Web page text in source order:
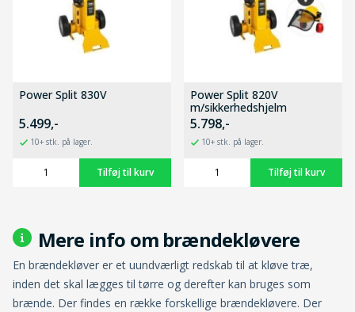
Power Split 830V
5.499,-
10+ stk. på lager.
Power Split 820V
m/sikkerhedshjelm
5.798,-
10+ stk. på lager.
Mere info om brændekløvere
En brændekløver er et uundværligt redskab til at kløve træ,
inden det skal lægges til tørre og derefter kan bruges som
brænde. Der findes en række forskellige brændekløvere. Der